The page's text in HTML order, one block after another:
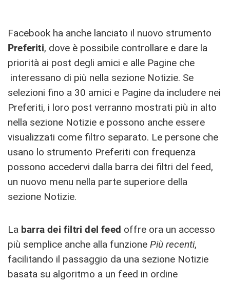
Facebook ha anche lanciato il nuovo strumento
Preferiti, dove è possibile controllare e dare la
priorità ai post degli amici e alle Pagine che
interessano di più nella sezione Notizie. Se
selezioni fino a 30 amici e Pagine da includere nei
Preferiti, i loro post verranno mostrati più in alto
nella sezione Notizie e possono anche essere
visualizzati come filtro separato. Le persone che
usano lo strumento Preferiti con frequenza
possono accedervi dalla barra dei filtri del feed,
un nuovo menu nella parte superiore della
sezione Notizie.
La barra dei filtri del feed offre ora un accesso
più semplice anche alla funzione Più recenti,
facilitando il passaggio da una sezione Notizie
basata su algoritmo a un feed in ordine